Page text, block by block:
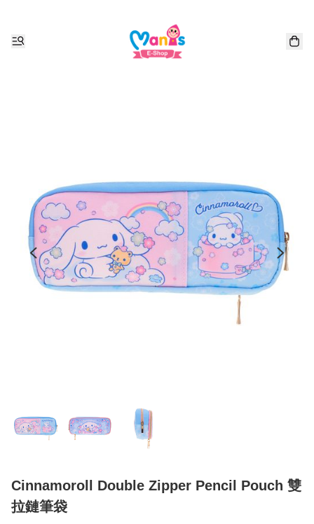
Cinnamoroll Double Zipper Pencil Pouch 雙
拉鏈筆袋